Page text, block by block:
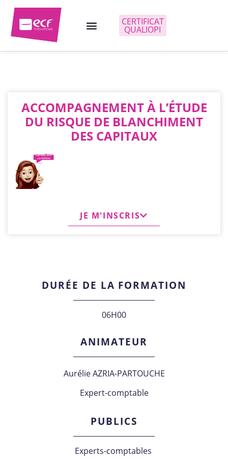
CERTIFICAT
QUALIOPI
ACCOMPAGNEMENT À L’ÉTUDE
DU RISQUE DE BLANCHIMENT
DES CAPITAUX
JE M'INSCRIS
DURÉE DE LA FORMATION
06H00
ANIMATEUR
Aurélie AZRIA-PARTOUCHE
Expert-comptable
PUBLICS
Experts-comptables